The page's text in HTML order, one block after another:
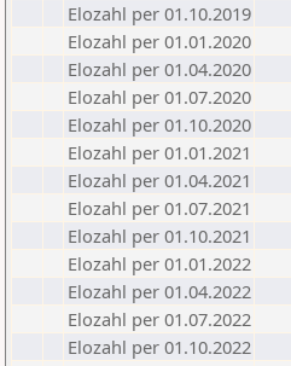
Elozahl per 01.10.2019
Elozahl per 01.01.2020
Elozahl per 01.04.2020
Elozahl per 01.07.2020
Elozahl per 01.10.2020
Elozahl per 01.01.2021
Elozahl per 01.04.2021
Elozahl per 01.07.2021
Elozahl per 01.10.2021
Elozahl per 01.01.2022
Elozahl per 01.04.2022
Elozahl per 01.07.2022
Elozahl per 01.10.2022